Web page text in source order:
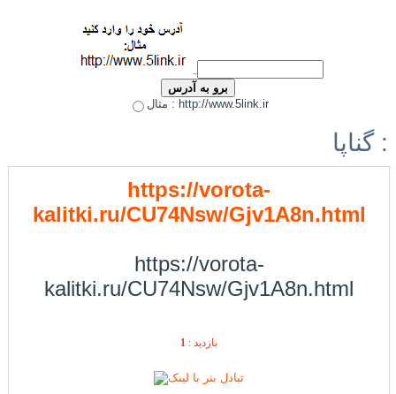
مثال : http://www.5link.ir
گناپا :
https://vorota-
kalitki.ru/CU74Nsw/Gjv1A8n.html
https://vorota-
kalitki.ru/CU74Nsw/Gjv1A8n.html
بازديد : 1